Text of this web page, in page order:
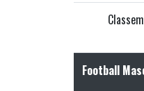
Football